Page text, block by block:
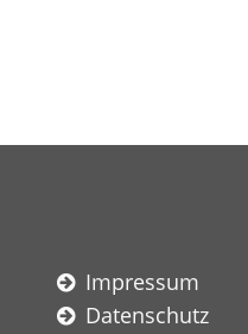
Impressum
Datenschutz